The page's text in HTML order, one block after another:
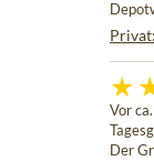
Vor
Der